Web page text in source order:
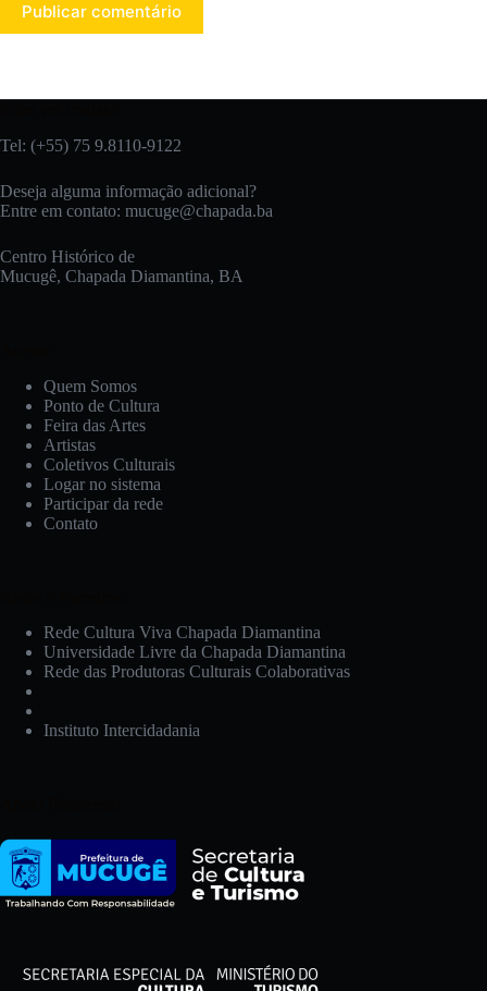
Publicar comentário
Tel: (+55) 75 9.8110-9122
Deseja alguma informação adicional?
Entre em contato: mucuge@chapada.ba
Centro Histórico de
Mucugê, Chapada Diamantina, BA
Quem Somos
Ponto de Cultura
Feira das Artes
Artistas
Coletivos Culturais
Logar no sistema
Participar da rede
Contato
Rede Cultura Viva Chapada Diamantina
Universidade Livre da Chapada Diamantina
Rede das Produtoras Culturais Colaborativas
Instituto Intercidadania